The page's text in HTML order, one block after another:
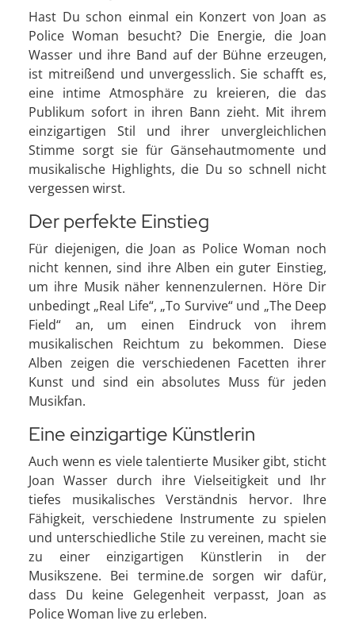
Hast Du schon einmal ein Konzert von Joan as
Police Woman besucht? Die Energie, die Joan
Wasser und ihre Band auf der Bühne erzeugen,
ist mitreißend und unvergesslich. Sie schafft es,
eine intime Atmosphäre zu kreieren, die das
Publikum sofort in ihren Bann zieht. Mit ihrem
einzigartigen Stil und ihrer unvergleichlichen
Stimme sorgt sie für Gänsehautmomente und
musikalische Highlights, die Du so schnell nicht
vergessen wirst.
Der perfekte Einstieg
Für diejenigen, die Joan as Police Woman noch
nicht kennen, sind ihre Alben ein guter Einstieg,
um ihre Musik näher kennenzulernen. Höre Dir
unbedingt „Real Life“, „To Survive“ und „The Deep
Field“ an, um einen Eindruck von ihrem
musikalischen Reichtum zu bekommen. Diese
Alben zeigen die verschiedenen Facetten ihrer
Kunst und sind ein absolutes Muss für jeden
Musikfan.
Eine einzigartige Künstlerin
Auch wenn es viele talentierte Musiker gibt, sticht
Joan Wasser durch ihre Vielseitigkeit und Ihr
tiefes musikalisches Verständnis hervor. Ihre
Fähigkeit, verschiedene Instrumente zu spielen
und unterschiedliche Stile zu vereinen, macht sie
zu einer einzigartigen Künstlerin in der
Musikszene. Bei termine.de sorgen wir dafür,
dass Du keine Gelegenheit verpasst, Joan as
Police Woman live zu erleben.